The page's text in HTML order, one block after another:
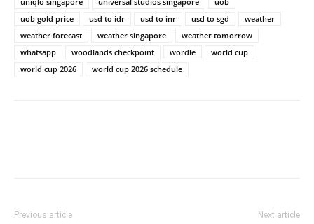
uob gold price
usd to idr usd to inr usd to sgd
weather
weather forecast
weather singapore
weather tomorrow
whatsapp
woodlands checkpoint wordle
world cup
world cup 2026
world cup 2026 schedule
Previous article Next article